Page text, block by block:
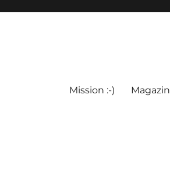
Mission :-) Magazin